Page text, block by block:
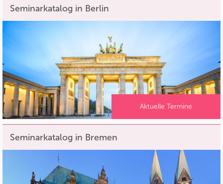
Seminarkatalog in Berlin
Aktuelle Termine
Seminarkatalog in Bremen